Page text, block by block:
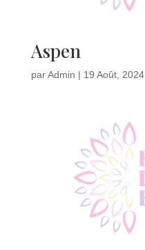
Aspen
parAdmin | 19 Août, 2024